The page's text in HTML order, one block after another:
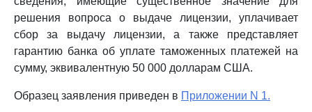
решения вопроса о выдаче лицензии, уплачивает
сбор за выдачу лицензии, а также представляет
гарантию банка об уплате таможенных платежей на
сумму, эквивалентную 50 000 долларам США.
Образец заявления приведен в Приложении N 1.